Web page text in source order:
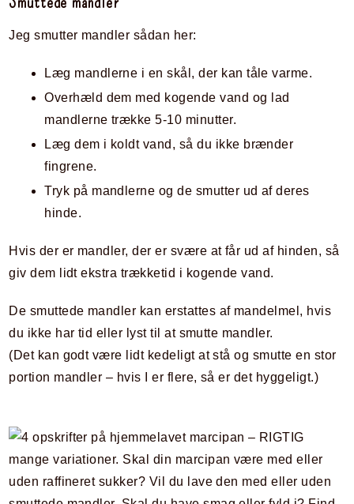
Jeg smutter mandler sådan her:
Læg mandlerne i en skål, der kan tåle varme.
Overhæld dem med kogende vand og lad
mandlerne trække 5-10 minutter.
Læg dem i koldt vand, så du ikke brænder
fingrene.
Tryk på mandlerne og de smutter ud af deres
hinde.
Hvis der er mandler, der er svære at får ud af hinden, så
giv dem lidt ekstra trækketid i kogende vand.
De smuttede mandler kan erstattes af mandelmel, hvis
du ikke har tid eller lyst til at smutte mandler.
(Det kan godt være lidt kedeligt at stå og smutte en stor
portion mandler – hvis I er flere, så er det hyggeligt.)